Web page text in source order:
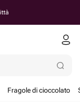
Fragole di cioccolato